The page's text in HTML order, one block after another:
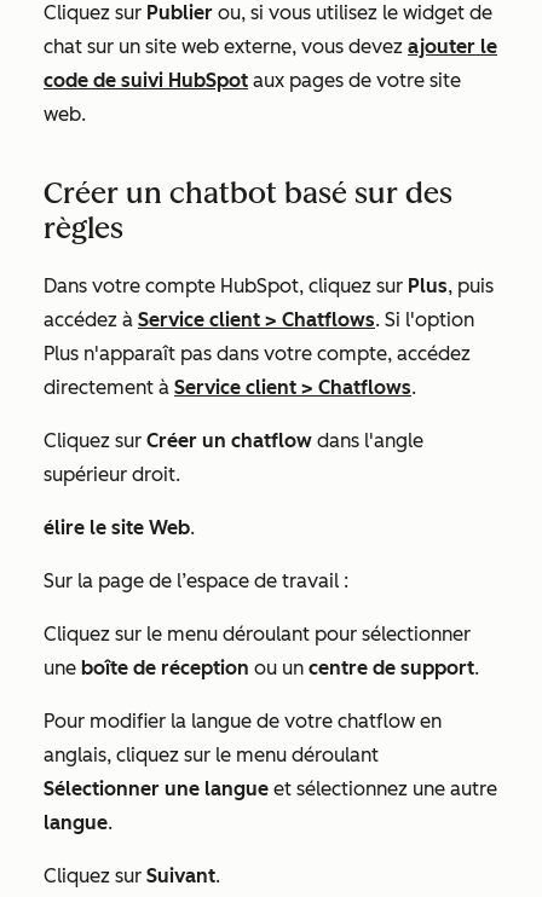
Cliquez sur Publier ou, si vous utilisez le widget de
chat sur un site web externe, vous devez ajouter le
code de suivi HubSpot aux pages de votre site
web.
Créer un chatbot basé sur des
règles
Dans votre compte HubSpot, cliquez sur Plus, puis
accédez à Service client > Chatflows. Si l'option
Plus n'apparaît pas dans votre compte, accédez
directement à Service client > Chatflows.
Cliquez sur Créer un chatflow dans l'angle
supérieur droit.
élire le site Web.
Sur la page de l’espace de travail :
Cliquez sur le menu déroulant pour sélectionner
une boîte de réception ou un centre de support.
Pour modifier la langue de votre chatflow en
anglais, cliquez sur le menu déroulant
Sélectionner une langue et sélectionnez une autre
langue.
Cliquez sur Suivant.